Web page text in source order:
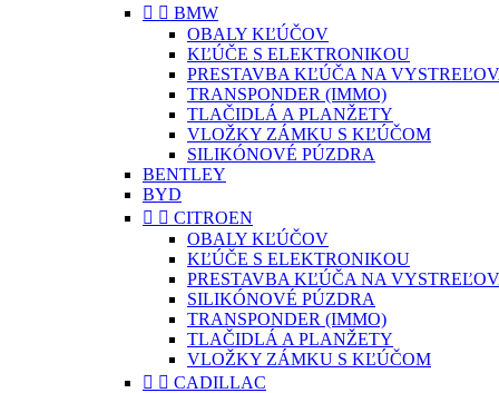
  BMW
OBALY KĽÚČOV
KĽÚČE S ELEKTRONIKOU
PRESTAVBA KĽÚČA NA
TRANSPONDER (IMMO)
TLAČIDLÁ A PLANŽETY
VLOŽKY ZÁMKU S KĽÚČOM
SILIKÓNOVÉ PÚZDRA
BENTLEY
BYD
  CITROEN
OBALY KĽÚČOV
KĽÚČE S ELEKTRONIKOU
PRESTAVBA KĽÚČA NA
SILIKÓNOVÉ PÚZDRA
TRANSPONDER (IMMO)
TLAČIDLÁ A PLANŽETY
VLOŽKY ZÁMKU S KĽÚČOM
  CADILLAC